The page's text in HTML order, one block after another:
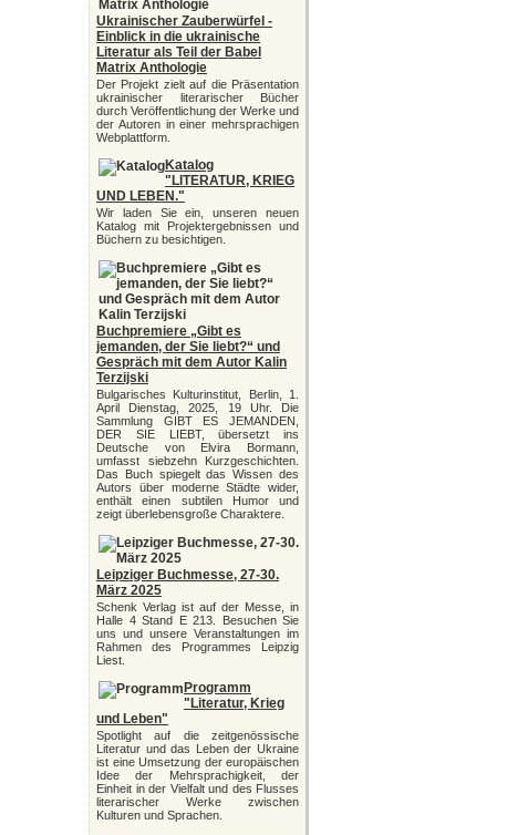
Ukrainischer Zauberwürfel -
Einblick in die ukrainische
Literatur als Teil der Babel
Matrix Anthologie
Der Projekt zielt auf die Präsentation
ukrainischer literarischer Bücher
durch Veröffentlichung der Werke und
der Autoren in einer mehrsprachigen
Webplattform.
Katalog
"LITERATUR, KRIEG
UND LEBEN."
Wir laden Sie ein, unseren neuen
Katalog mit Projektergebnissen und
Büchern zu besichtigen.
Buchpremiere „Gibt es
jemanden, der Sie liebt?“ und
Gespräch mit dem Autor Kalin
Terzijski
Bulgarisches Kulturinstitut, Berlin, 1.
April Dienstag, 2025, 19 Uhr. Die
Sammlung GIBT ES JEMANDEN,
DER SIE LIEBT, übersetzt ins
Deutsche von Elvira Bormann,
umfasst siebzehn Kurzgeschichten.
Das Buch spiegelt das Wissen des
Autors über moderne Städte wider,
enthält einen subtilen Humor und
zeigt überlebensgroße Charaktere.
Leipziger Buchmesse, 27-30.
März 2025
Schenk Verlag ist auf der Messe, in
Halle 4 Stand E 213. Besuchen Sie
uns und unsere Veranstaltungen im
Rahmen des Programmes Leipzig
Liest.
Programm
"Literatur, Krieg
und Leben"
Spotlight auf die zeitgenössische
Literatur und das Leben der Ukraine
ist eine Umsetzung der europäischen
Idee der Mehrsprachigkeit, der
Einheit in der Vielfalt und des Flusses
literarischer Werke zwischen
Kulturen und Sprachen.